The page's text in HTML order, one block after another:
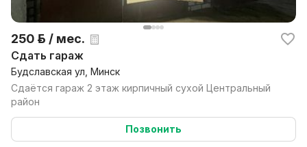
250 р. / мес.
Сдать гараж
Будславская ул, Минск
Сдаётся гараж 2 этаж кирпичный сухой Центральный
район
Позвонить